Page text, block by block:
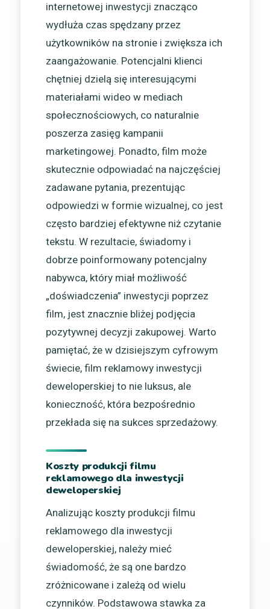
internetowej inwestycji znacząco
wydłuża czas spędzany przez
użytkowników na stronie i zwiększa ich
zaangażowanie. Potencjalni klienci
chętniej dzielą się interesującymi
materiałami wideo w mediach
społecznościowych, co naturalnie
poszerza zasięg kampanii
marketingowej. Ponadto, film może
skutecznie odpowiadać na najczęściej
zadawane pytania, prezentując
odpowiedzi w formie wizualnej, co jest
często bardziej efektywne niż czytanie
tekstu. W rezultacie, świadomy i
dobrze poinformowany potencjalny
nabywca, który miał możliwość
„doświadczenia” inwestycji poprzez
film, jest znacznie bliżej podjęcia
pozytywnej decyzji zakupowej. Warto
pamiętać, że w dzisiejszym cyfrowym
świecie, film reklamowy inwestycji
deweloperskiej to nie luksus, ale
konieczność, która bezpośrednio
przekłada się na sukces sprzedażowy.
Koszty produkcji filmu
reklamowego dla inwestycji
deweloperskiej
Analizując koszty produkcji filmu
reklamowego dla inwestycji
deweloperskiej, należy mieć
świadomość, że są one bardzo
zróżnicowane i zależą od wielu
czynników. Podstawowa stawka za